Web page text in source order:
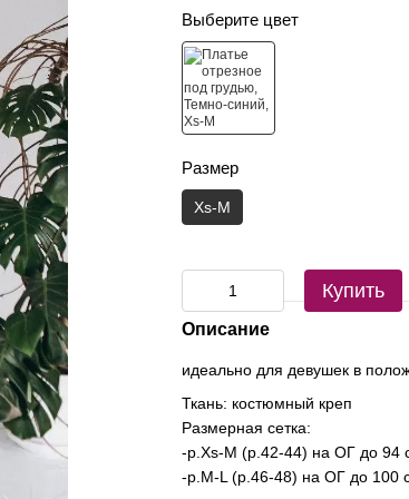
Выберите цвет
Размер
Xs-M
Купить
Описание
идеально для девушек в
Ткань: коcтюмный креп
Размерная сетка:
-р.Xs-M (р.42-44) на ОГ до 94
-р.M-L (р.46-48) на ОГ до 100